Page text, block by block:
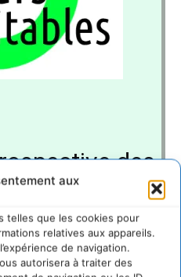
aux
telles que les cookies pour
relatives aux appareils.
de navigation.
autorisera à traiter des
des
libérer le